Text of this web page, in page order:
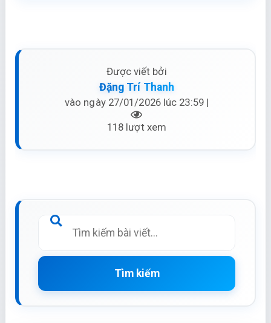
Được viết bởi
Đặng Trí Thanh
vào ngày 27/01/2026 lúc 23:59 |
118 lượt xem
Tìm kiếm